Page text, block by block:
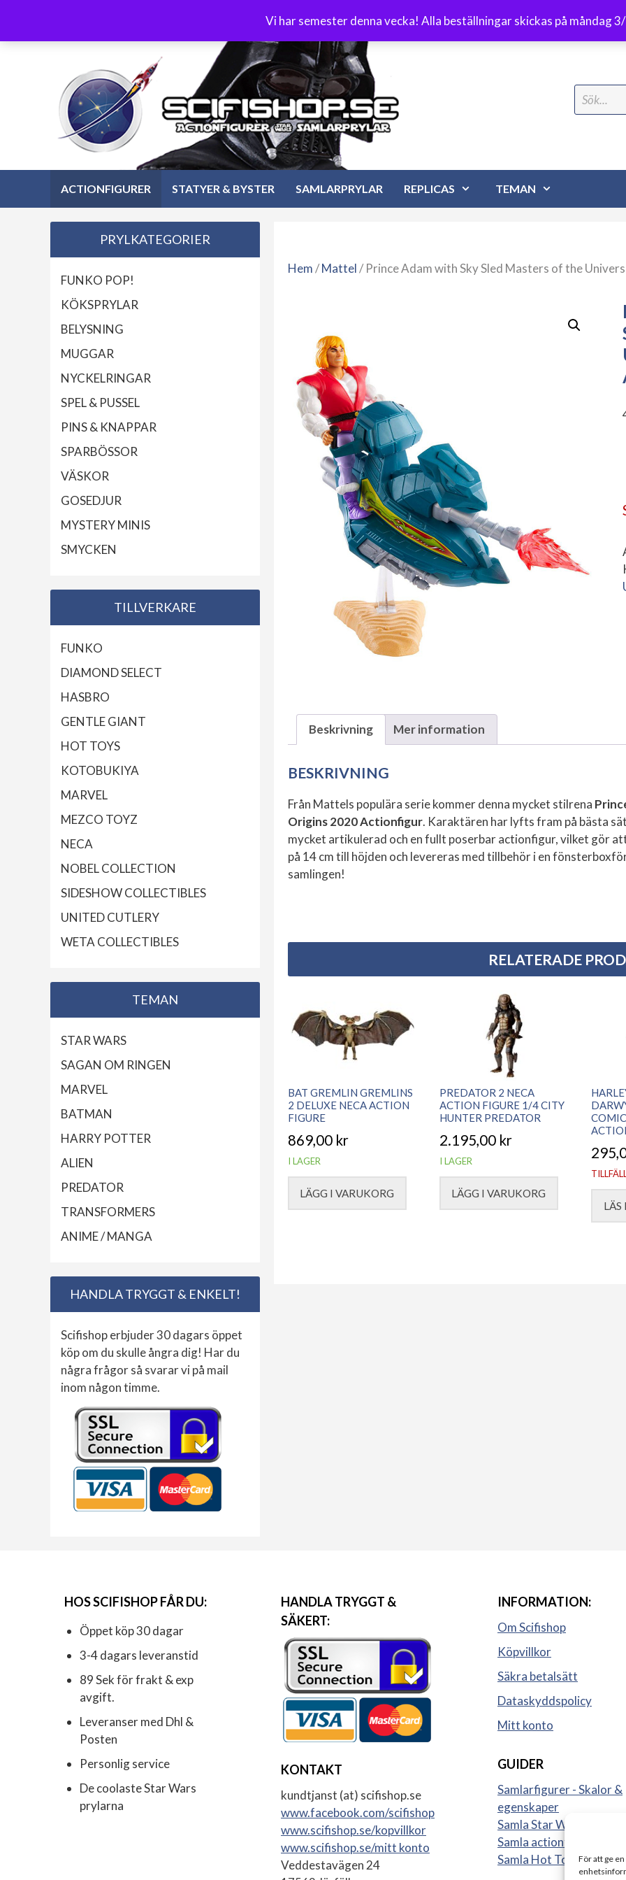
För att ge
Vi har semester denna vecka! Alla beställningar skickas på måndag
innehåll
Öppet köp 30 dagar Frakt 89 kr
Search
for:
ACTIONFIGURER STATYER & BYSTER SAMLARPRYLAR REPLICAS TEMAN
Hem/Mattel/ Prince Adam with Sky Sled Masters of the
Beskrivning Mer information
BESKRIVNING
Från Mattels populära serie kommer denna mycket stilrena
Origins 2020 Actionfigur. Karaktären har lyfts fram på bästa
mycket artikulerad och en fullt poserbar actionfigur, vilket gör
på 14 cm till höjden och levereras med tillbehör i en
samlingen!
RELATERADE
BAT GREMLIN GREMLINS
2 DELUXE NECA ACTION
FIGURE
869,00 kr
I LAGER
LÄGG I VARUKORG
PREDATOR 2 NECA
ACTION FIGURE 1/4 CITY
HUNTER PREDATOR
2.195,00 kr
I LAGER
LÄGG I VARUKORG
LÄS
PRYLKATEGORIER
FUNKO POP!
KÖKSPRYLAR
BELYSNING
MUGGAR
NYCKELRINGAR
SPEL & PUSSEL
PINS & KNAPPAR
SPARBÖSSOR
VÄSKOR
GOSEDJUR
MYSTERY MINIS
SMYCKEN
TILLVERKARE
FUNKO
DIAMOND SELECT
HASBRO
GENTLE GIANT
HOT TOYS
KOTOBUKIYA
MARVEL
MEZCO TOYZ
NECA
NOBEL COLLECTION
SIDESHOW COLLECTIBLES
UNITED CUTLERY
WETA COLLECTIBLES
TEMAN
STAR WARS
SAGAN OM RINGEN
MARVEL
BATMAN
HARRY POTTER
ALIEN
PREDATOR
TRANSFORMERS
ANIME / MANGA
HANDLA TRYGGT & ENKELT!
Scifishop erbjuder 30 dagars öppet
köp om du skulle ångra dig! Har du
några frågor så svarar vi på mail
inom någon timme.
HOS SCIFISHOP FÅR DU:
Öppet köp 30 dagar
3-4 dagars leveranstid
89 Sek för frakt & exp
avgift.
Leveranser med Dhl &
Posten
Personlig service
De coolaste Star Wars
prylarna
HANDLA TRYGGT &
SÄKERT:
KONTAKT
kundtjanst (at) scifishop.se
www.facebook.com/scifishop
www.scifishop.se/kopvillkor
www.scifishop.se/mitt konto
Veddestavägen 24
INFORMATION:
Om Scifishop
Köpvillkor
Säkra betalsätt
Dataskyddspolicy
Mitt konto
GUIDER
Samlarfigurer - Skalor &
egenskaper
Samla Star Wars figurer
Samla actionfigurer
Samla Hot Toys